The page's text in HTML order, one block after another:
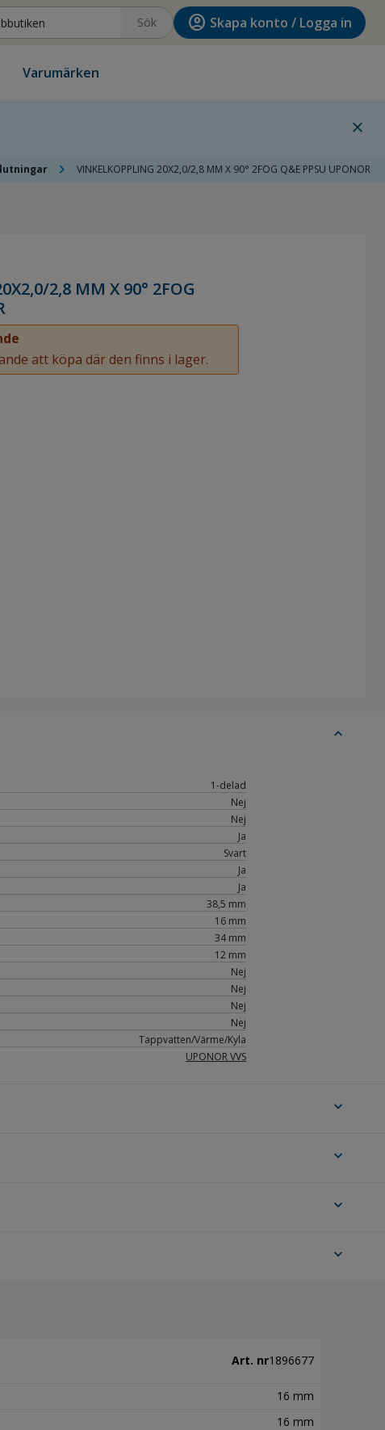
Sök account_circle Skapa konto / Logga in
Varumärken
close
chevron_right VINKELKOPPLING 20X2,0/2,8 MM X 90° 2FOG Q&E PPSU UPONOR
2,8 MM X 90° 2FOG
att köpa där den finns i lager.
expand_less
1-delad
Nej
Nej
Ja
Svart
Ja
Ja
38,5 mm
16 mm
34 mm
12 mm
Nej
Nej
Nej
Nej
Tappvatten/Värme/Kyla
UPONOR VVS
expand_more
expand_more
expand_more
expand_more
Art. nr1896677
16 mm
16 mm